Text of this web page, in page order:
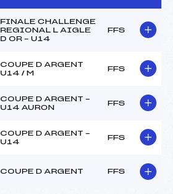
FINALE CHALLENGE
REGIONAL L AIGLE
D OR – U14
FFS
COUPE D ARGENT
U14 / M
FFS
COUPE D ARGENT –
U14 AURON
FFS
COUPE D ARGENT –
U14
FFS
COUPE D ARGENT FFS